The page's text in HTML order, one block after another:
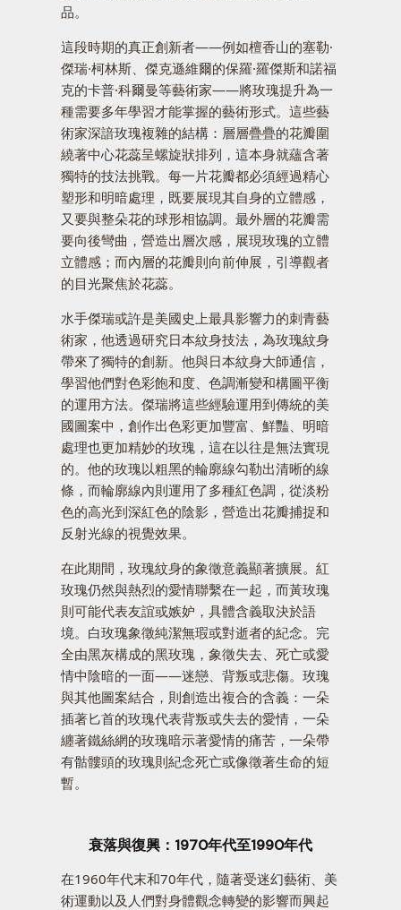
品。
這段時期的真正創新者——例如檀香山的塞勒·
傑瑞·柯林斯、傑克遜維爾的保羅·羅傑斯和諾福
克的卡普·科爾曼等藝術家——將玫瑰提升為一
種需要多年學習才能掌握的藝術形式。這些藝
術家深諳玫瑰複雜的結構：層層疊疊的花瓣圍
繞著中心花蕊呈螺旋狀排列，這本身就蘊含著
獨特的技法挑戰。每一片花瓣都必須經過精心
塑形和明暗處理，既要展現其自身的立體感，
又要與整朵花的球形相協調。最外層的花瓣需
要向後彎曲，營造出層次感，展現玫瑰的立體
立體感；而內層的花瓣則向前伸展，引導觀者
的目光聚焦於花蕊。
水手傑瑞或許是美國史上最具影響力的刺青藝
術家，他透過研究日本紋身技法，為玫瑰紋身
帶來了獨特的創新。他與日本紋身大師通信，
學習他們對色彩飽和度、色調漸變和構圖平衡
的運用方法。傑瑞將這些經驗運用到傳統的美
國圖案中，創作出色彩更加豐富、鮮豔、明暗
處理也更加精妙的玫瑰，這在以往是無法實現
的。他的玫瑰以粗黑的輪廓線勾勒出清晰的線
條，而輪廓線內則運用了多種紅色調，從淡粉
色的高光到深紅色的陰影，營造出花瓣捕捉和
反射光線的視覺效果。
在此期間，玫瑰紋身的象徵意義顯著擴展。紅
玫瑰仍然與熱烈的愛情聯繫在一起，而黃玫瑰
則可能代表友誼或嫉妒，具體含義取決於語
境。白玫瑰象徵純潔無瑕或對逝者的紀念。完
全由黑灰構成的黑玫瑰，象徵失去、死亡或愛
情中陰暗的一面——迷戀、背叛或悲傷。玫瑰
與其他圖案結合，則創造出複合的含義：一朵
插著匕首的玫瑰代表背叛或失去的愛情，一朵
纏著鐵絲網的玫瑰暗示著愛情的痛苦，一朵帶
有骷髏頭的玫瑰則紀念死亡或像徵著生命的短
暫。
衰落與復興：1970年代至1990年代
在1960年代末和70年代，隨著受迷幻藝術、美
術運動以及人們對身體觀念轉變的影響而興起